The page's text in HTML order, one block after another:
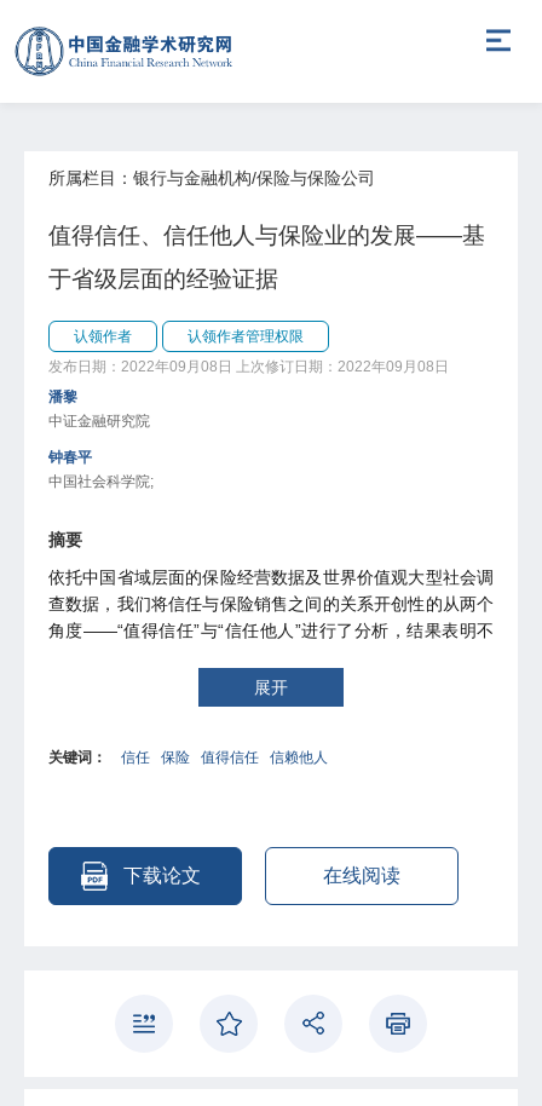
所属栏目：银行与金融机构/保险与保险公司
值得信任、信任他人与保险业的发展——基
于省级层面的经验证据
认领作者
认领作者管理权限
发布日期：2022年09月08日
上次修订日期：2022年09月08日
潘黎
中证金融研究院
钟春平
中国社会科学院;
摘要
依托中国省域层面的保险经营数据及世界价值观大型社会调
查数据，我们将信任与保险销售之间的关系开创性的从两个
角度——“值得信任”与“信任他人”进行了分析，结果表明不
析中本文采用了相对滞后的信任数据进行回归分析后，发现
以体现商业信誉为主的“值得信任”变量对地区财产险销售具
量则对地区财产险销售具有显著的负向影响。与既有的文献
展开
关键词： 信任 保险 值得信任 信赖他人
下载论文 在线阅读